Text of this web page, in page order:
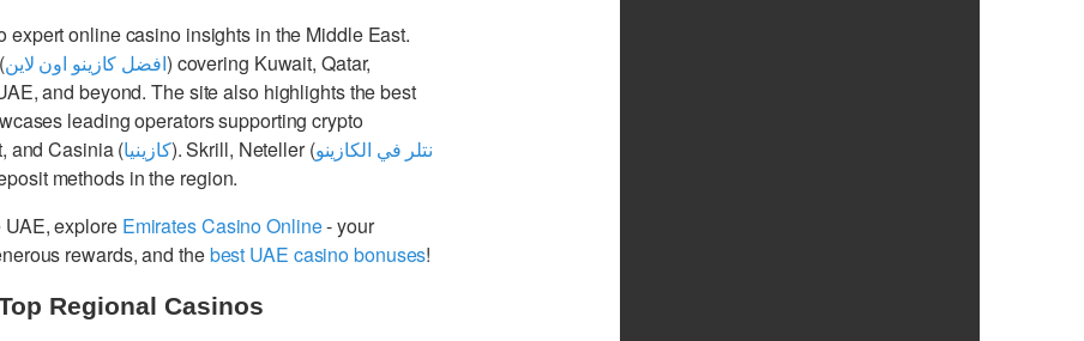
expert online casino insights in the Middle East.
افضل كازينو اون لاين) covering Kuwait, Qatar,
and beyond. The site also highlights the best
leading operators supporting crypto
and Casinia (كازينيا). Skrill, Neteller (نتلر في الكازينو
methods in the region.
explore Emirates Casino Online- your
rewards, and thebest UAE casino bonuses!
Regional Casinos